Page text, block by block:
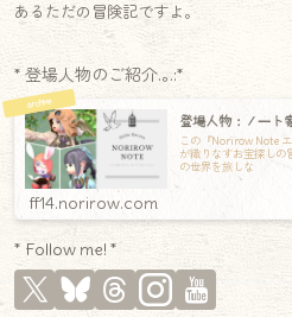
あるただの冒険記ですよ。
* 登場人物のご紹介.｡.:*
登場人物：ノート
この『Norirow Note
が織りなすお宝探し
の世界を旅しな
ff14.norirow.com
* Follow me! *